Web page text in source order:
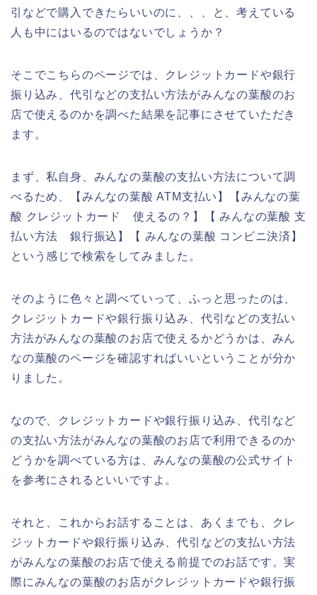
引などで購入できたらいいのに、、、と、考えている
人も中にはいるのではないでしょうか？
そこでこちらのページでは、クレジットカードや銀行
振り込み、代引などの支払い方法がみんなの葉酸のお
店で使えるのかを調べた結果を記事にさせていただき
ます。
まず、私自身、みんなの葉酸の支払い方法について調
べるため、【みんなの葉酸 ATM支払い】【みんなの葉
酸 クレジットカード 使えるの？】【 みんなの葉酸 支
払い方法 銀行振込】【 みんなの葉酸 コンビニ決済】
という感じで検索をしてみました。
そのように色々と調べていって、ふっと思ったのは、
クレジットカードや銀行振り込み、代引などの支払い
方法がみんなの葉酸のお店で使えるかどうかは、みん
なの葉酸のページを確認すればいいということが分か
りました。
なので、クレジットカードや銀行振り込み、代引など
の支払い方法がみんなの葉酸のお店で利用できるのか
どうかを調べている方は、みんなの葉酸の公式サイト
を参考にされるといいですよ。
それと、これからお話することは、あくまでも、クレ
ジットカードや銀行振り込み、代引などの支払い方法
がみんなの葉酸のお店で使える前提でのお話です。実
際にみんなの葉酸のお店がクレジットカードや銀行振